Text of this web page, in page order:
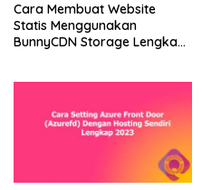
Cara Membuat Website
Statis Menggunakan
BunnyCDN Storage Lengkap